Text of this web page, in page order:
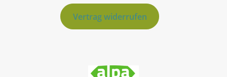
Vertrag widerrufen